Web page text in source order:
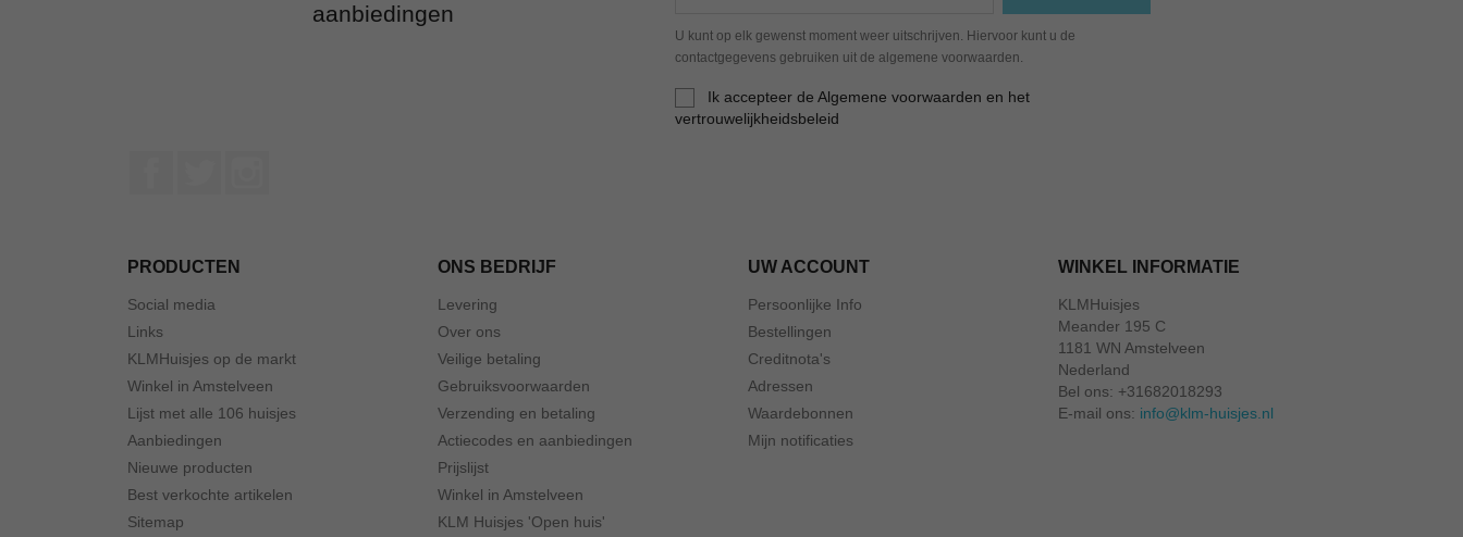
aanbiedingen
U kunt op elk gewenst moment weer uitschrijven. Hiervoor kunt u de
contactgegevens gebruiken uit de algemene voorwaarden.
Ik accepteer de Algemene voorwaarden en het
vertrouwelijkheidsbeleid
PRODUCTEN
Social media
Links
KLMHuisjes op de markt
Winkel in Amstelveen
Lijst met alle 106 huisjes
Aanbiedingen
Nieuwe producten
Best verkochte artikelen
Sitemap
ONS BEDRIJF
Levering
Over ons
Veilige betaling
Gebruiksvoorwaarden
Verzending en betaling
Actiecodes en aanbiedingen
Prijslijst
Winkel in Amstelveen
KLM Huisjes 'Open huis'
UW ACCOUNT
Persoonlijke Info
Bestellingen
Creditnota's
Adressen
Waardebonnen
Mijn notificaties
WINKEL INFORMATIE
KLMHuisjes
Meander 195 C
1181 WN Amstelveen
Nederland
Bel ons: +31682018293
E-mail ons: info@klm-huisjes.nl